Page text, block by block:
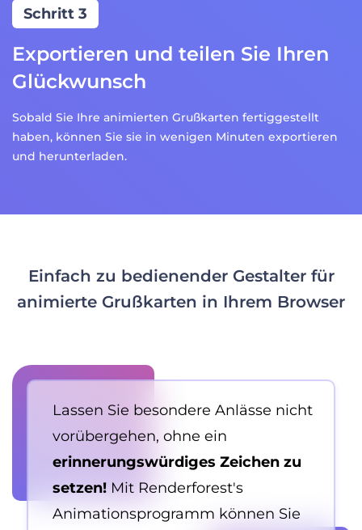
Schritt 3
Exportieren und teilen Sie Ihren
Glückwunsch
Sobald Sie Ihre animierten Grußkarten fertiggestellt
haben, können Sie sie in wenigen Minuten exportieren
und herunterladen.
Einfach zu bedienender Gestalter für
animierte Grußkarten in Ihrem Browser
Lassen Sie besondere Anlässe nicht
vorübergehen, ohne ein
erinnerungswürdiges Zeichen zu
setzen! Mit Renderforest's
Animationsprogramm können Sie